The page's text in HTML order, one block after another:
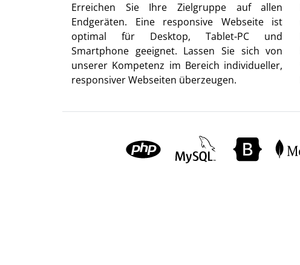
Erreichen Sie Ihre Zielgruppe auf allen
Endgeräten. Eine responsive Webseite ist
optimal für Desktop, Tablet-PC und
Smartphone geeignet. Lassen Sie sich von
unserer Kompetenz im Bereich individueller,
responsiver Webseiten überzeugen.